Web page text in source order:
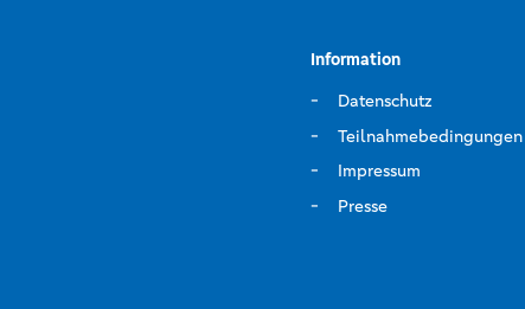
Information
Datenschutz
Teilnahmebedingungen
Impressum
Presse